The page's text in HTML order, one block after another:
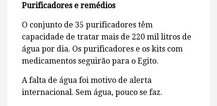
Purificadores e remédios
O conjunto de 35 purificadores têm
capacidade de tratar mais de 220 mil litros de
água por dia. Os purificadores e os kits com
medicamentos seguirão para o Egito.
A falta de água foi motivo de alerta
internacional. Sem água, pouco se faz.